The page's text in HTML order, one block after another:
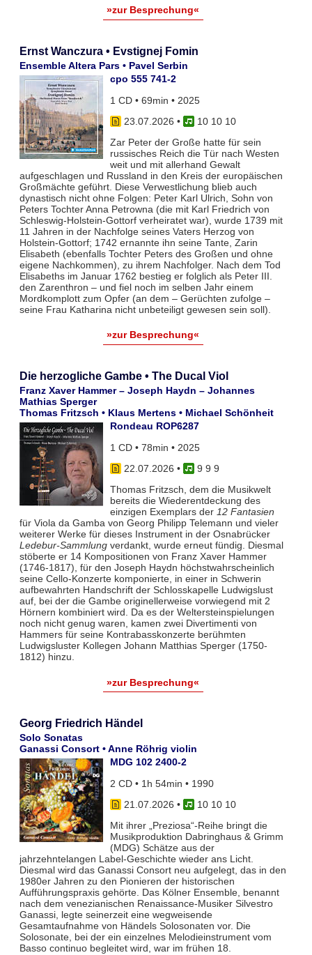
»zur Besprechung«
Ernst Wanczura • Evstignej Fomin
Ensemble Altera Pars • Pavel Serbin
cpo 555 741-2
1 CD • 69min • 2025
23.07.2026 •
10 10 10
Zar Peter der Große hatte für sein
russisches Reich die Tür nach Westen
weit und mit allerhand Gewalt
aufgeschlagen und Russland in den Kreis der europäischen
Großmächte geführt. Diese Verwestlichung blieb auch
dynastisch nicht ohne Folgen: Peter Karl Ulrich, Sohn von
Peters Tochter Anna Petrowna (die mit Karl Friedrich von
Schleswig-Holstein-Gottorf verheiratet war), wurde 1739 mit
11 Jahren in der Nachfolge seines Vaters Herzog von
Holstein-Gottorf; 1742 ernannte ihn seine Tante, Zarin
Elisabeth (ebenfalls Tochter Peters des Großen und ohne
eigene Nachkommen), zu ihrem Nachfolger. Nach dem Tod
Elisabeths im Januar 1762 bestieg er folglich als Peter III.
den Zarenthron – und fiel noch im selben Jahr einem
Mordkomplott zum Opfer (an dem – Gerüchten zufolge –
seine Frau Katharina nicht unbeteiligt gewesen sein soll).
»zur Besprechung«
Die herzogliche Gambe • The Ducal Viol
Franz Xaver Hammer – Joseph Haydn – Johannes
Mathias Sperger
Thomas Fritzsch • Klaus Mertens • Michael Schönheit
Rondeau ROP6287
1 CD • 78min • 2025
22.07.2026 •
9 9 9
Thomas Fritzsch, dem die Musikwelt
bereits die Wiederentdeckung des
einzigen Exemplars der 12 Fantasien
für Viola da Gamba von Georg Philipp Telemann und vieler
weiterer Werke für dieses Instrument in der Osnabrücker
Ledebur-Sammlungverdankt, wurde erneut fündig. Diesmal
stöberte er 14 Kompositionen von Franz Xaver Hammer
(1746-1817), für den Joseph Haydn höchstwahrscheinlich
seine Cello-Konzerte komponierte, in einer in Schwerin
aufbewahrten Handschrift der Schlosskapelle Ludwigslust
auf, bei der die Gambe originellerweise vorwiegend mit 2
Hörnern kombiniert wird. Da es der Weltersteinspielungen
noch nicht genug waren, kamen zwei Divertimenti von
Hammers für seine Kontrabasskonzerte berühmten
Ludwigsluster Kollegen Johann Matthias Sperger (1750-
1812) hinzu.
»zur Besprechung«
Georg Friedrich Händel
Solo Sonatas
Ganassi Consort • Anne Röhrig violin
MDG 102 2400-2
2 CD • 1h 54min • 1990
21.07.2026 •
10 10 10
Mit ihrer „Preziosa“-Reihe bringt die
Musikproduktion Dabringhaus & Grimm
(MDG) Schätze aus der
jahrzehntelangen Label-Geschichte wieder ans Licht.
Diesmal wird das Ganassi Consort neu aufgelegt, das in den
1980er Jahren zu den Pionieren der historischen
Aufführungspraxis gehörte. Das Kölner Ensemble, benannt
nach dem venezianischen Renaissance-Musiker Silvestro
Ganassi, legte seinerzeit eine wegweisende
Gesamtaufnahme von Händels Solosonaten vor. Die
Solosonate, bei der ein einzelnes Melodieinstrument vom
Basso continuo begleitet wird, war im frühen 18.